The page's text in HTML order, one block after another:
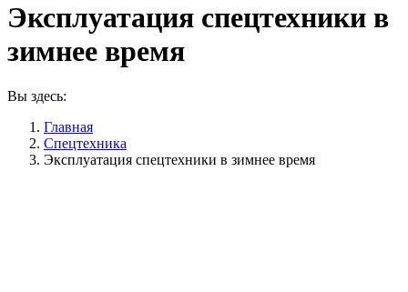
Эксплуатация спецтехники в
зимнее время
Вы здесь:
Главная
Спецтехника
Эксплуатация спецтехники в зимнее время